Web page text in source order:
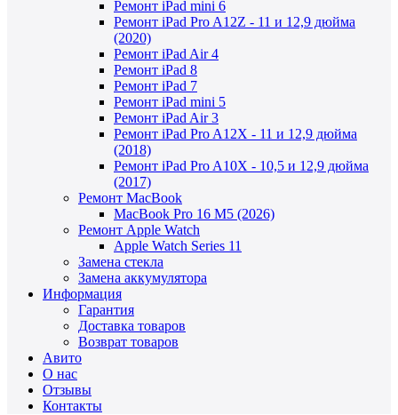
Ремонт iPad mini 6
Ремонт iPad Pro A12Z - 11 и 12,9 дюйма
(2020)
Ремонт iPad Air 4
Ремонт iPad 8
Ремонт iPad 7
Ремонт iPad mini 5
Ремонт iPad Air 3
Ремонт iPad Pro A12X - 11 и 12,9 дюйма
(2018)
Ремонт iPad Pro A10X - 10,5 и 12,9 дюйма
(2017)
Ремонт MacBook
MacBook Pro 16 M5 (2026)
Ремонт Apple Watch
Apple Watch Series 11
Замена стекла
Замена аккумулятора
Информация
Гарантия
Доставка товаров
Возврат товаров
Авито
О нас
Отзывы
Контакты